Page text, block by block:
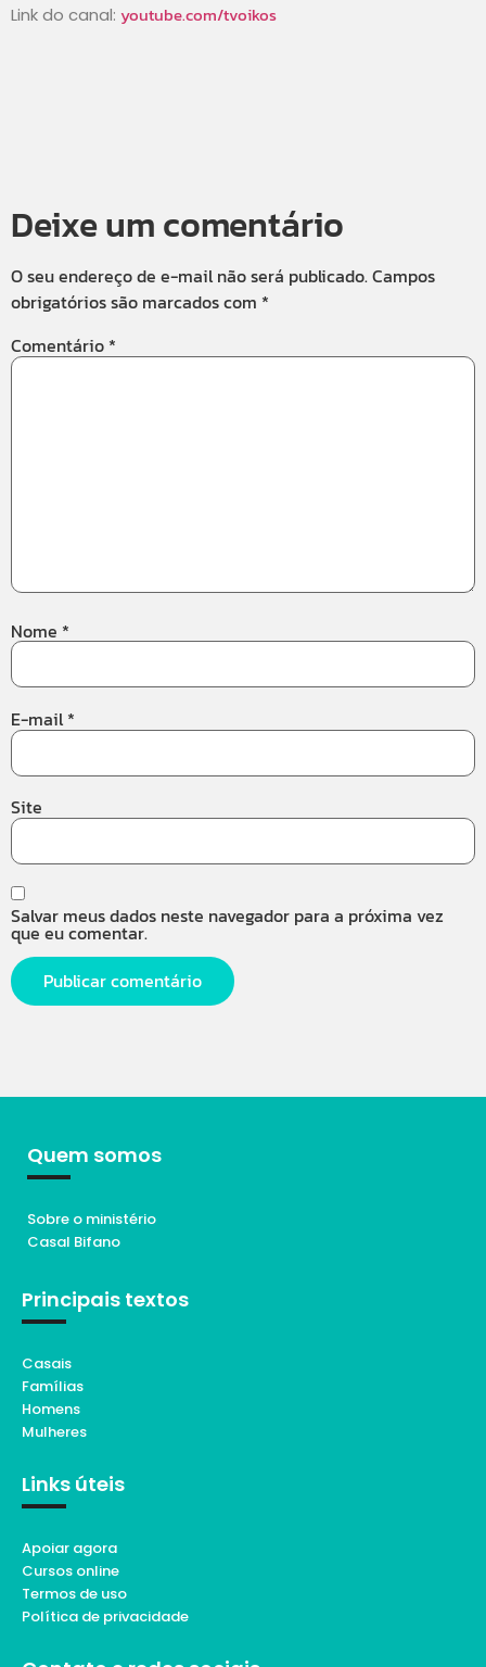
Link do canal: youtube.com/tvoikos
Deixe um comentário
O seu endereço de e-mail não será publicado.Campos
obrigatórios são marcados com *
Comentário *
Nome *
E-mail *
Site
Salvar meus dados neste navegador para a próxima vez
que eu comentar.
Quem somos
Sobre o ministério
Casal Bifano
Principais textos
Casais
Famílias
Homens
Mulheres
Links úteis
Apoiar agora
Cursos online
Termos de uso
Política de privacidade